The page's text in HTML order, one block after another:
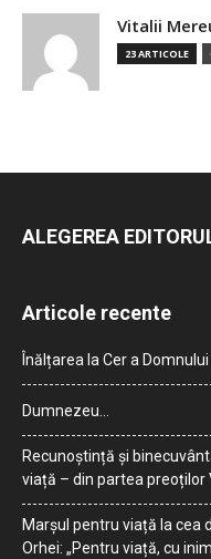
Vitalii
23 ARTICOLE
ALEGEREA
Articole recente
Înălțarea la Cer a
Dumnezeu…
Recunoștință și
viață – din partea preoților
Marșul pentru viață la cea
Orhei: „Pentru viață, cu